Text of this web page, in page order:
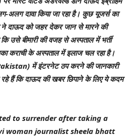
दावा किया जा रहा है। कुछ यूजर्स का
ने दाऊद को जहर देकर जान से मारने की
उसे बीमारी की वजह से अस्पताल में भर्ती
कराची के अस्पताल में इलाज चल रहा है।
में इंटरनेट ठप करने की जानकारी
हैं कि दाऊद की खबर छिपाने के लिए ये कदम